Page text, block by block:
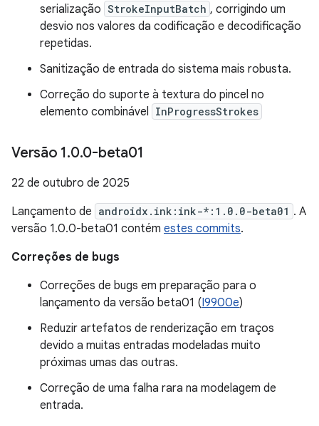
serialização StrokeInputBatch , corrigindo um
desvio nos valores da codificação e decodificação
repetidas.
Sanitização de entrada do sistema mais robusta.
Correção do suporte à textura do pincel no
elemento combinável InProgressStrokes
Versão 1.0.0-beta01
22 de outubro de 2025
Lançamento de androidx.ink:ink-*:1.0.0-beta01 . A
versão 1.0.0-beta01 contém estes commits.
Correções de bugs
Correções de bugs em preparação para o
lançamento da versão beta01 (I9900e)
Reduzir artefatos de renderização em traços
devido a muitas entradas modeladas muito
próximas umas das outras.
Correção de uma falha rara na modelagem de
entrada.